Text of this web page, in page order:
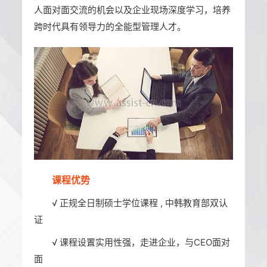
人面对面交流的机会以及企业现场深度学习，培养
跨时代具有领导力的全能型管理人才。
课程优势
√ 正规全日制硕士学位课程 , 中韩教育部双认
证
√ 课程设置实用性强，走进企业，与CEO面对
面